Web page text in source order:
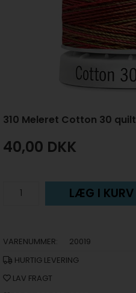
310 Meleret Cotton 30
40,00 DKK
LÆG I KURV
VARENUMMER:
20019
HURTIG LEVERING
LAV FRAGT